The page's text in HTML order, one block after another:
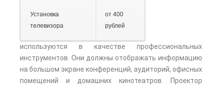
Установка
телевизора
от 400
рублей
используются в качестве профессиональных
инструментов. Они должны отображать информацию
на большом экране конференций, аудиторий, офисных
помещений и домашних кинотеатров. Проектор